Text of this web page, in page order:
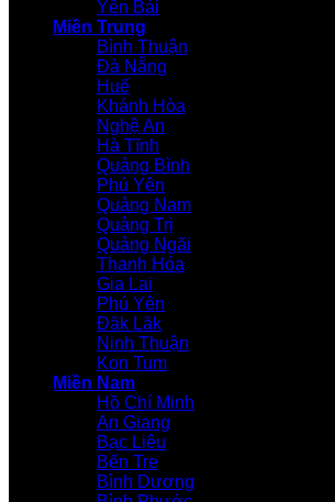
Yên Bái
Miền Trung
Bình Thuận
Đà Nẵng
Huế
Khánh Hòa
Nghệ An
Hà Tĩnh
Quảng Bình
Phú Yên
Quảng Nam
Quảng Trị
Quảng Ngãi
Thanh Hóa
Gia Lai
Phú Yên
Đăk Lăk
Ninh Thuận
Kon Tum
Miền Nam
Hồ Chí Minh
An Giang
Bạc Liêu
Bến Tre
Bình Dương